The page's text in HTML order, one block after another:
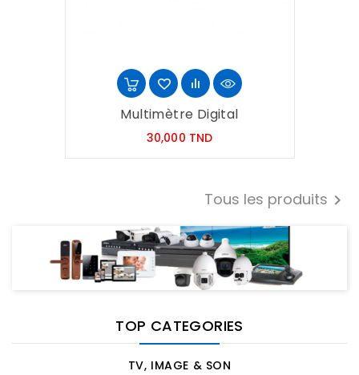
Multimètre Digital
30,000 TNDPrix
Tous les produits 
TOP CATEGORIES
TV, IMAGE & SON